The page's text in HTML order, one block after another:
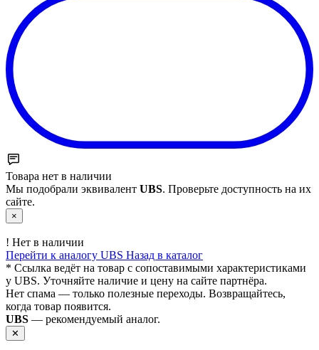
Товара нет в наличии
Мы подобрали эквивалент UBS. Проверьте доступность на их
сайте.
×
! Нет в наличии
Перейти к аналогу UBS Назад в каталог
* Ссылка ведёт на товар с сопоставимыми характеристиками
у UBS. Уточняйте наличие и цену на сайте партнёра.
Нет спама — только полезные переходы. Возвращайтесь,
когда товар появится.
UBS — рекомендуемый аналог.
✕